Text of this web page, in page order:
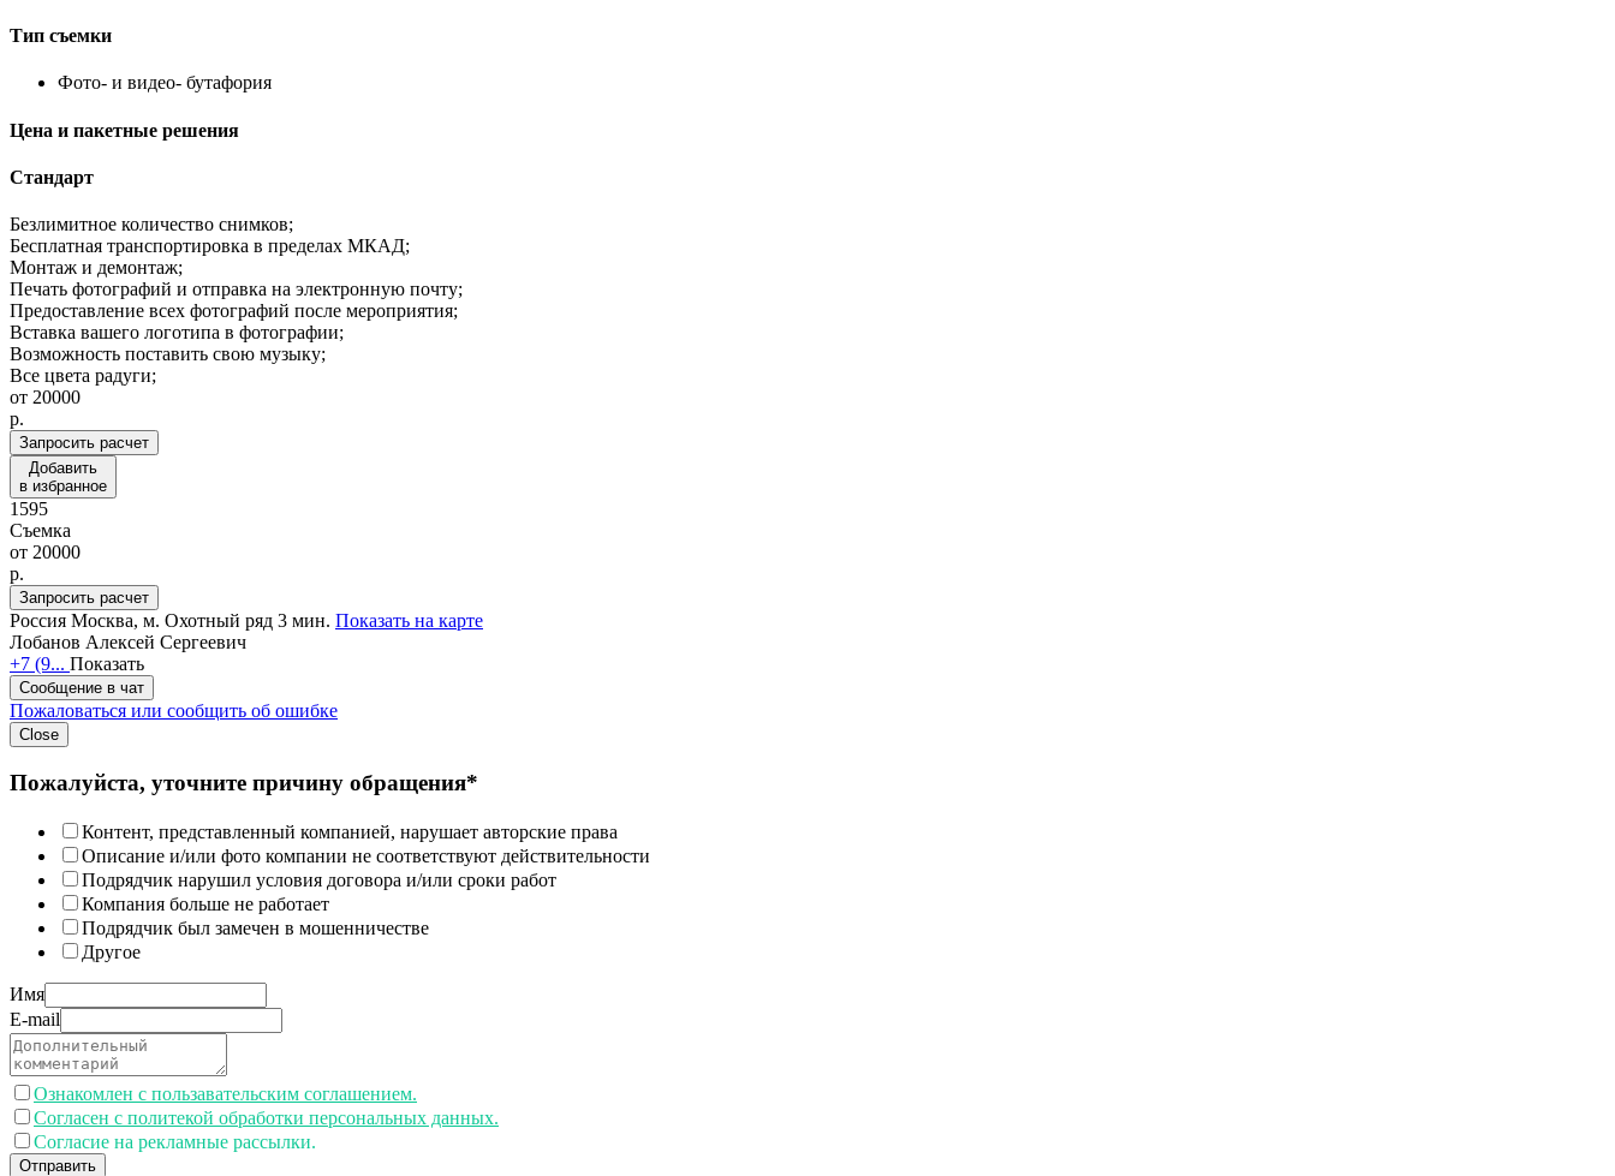
Тип съемки
Фото- и видео- бутафория
Цена и пакетные решения
Стандарт
Безлимитное количество снимков;
Бесплатная транспортировка в пределах МКАД;
Монтаж и демонтаж;
Печать фотографий и отправка на электронную почту;
Предоставление всех фотографий после мероприятия;
Вставка вашего логотипа в фотографии;
Возможность поставить свою музыку;
Все цвета радуги;
от 20000
p.
Запросить расчет
Добавить
в избранное
1595
Съемка
от 20000
p.
Запросить расчет
Россия Москва, м. Охотный ряд 3 мин. Показать на карте
Лобанов Алексей Сергеевич
+7 (9... Показать
Сообщение в чат
Пожаловаться или сообщить об ошибке
Close
Пожалуйста, уточните причину обращения*
Контент, представленный компанией, нарушает авторские права
Описание и/или фото компании не соответствуют действительности
Подрядчик нарушил условия договора и/или сроки работ
Компания больше не работает
Подрядчик был замечен в мошенничестве
Другое
Имя
E-mail
Ознакомлен с пользавательским соглашением.
Согласен с политекой обработки персональных данных.
Согласие на рекламные рассылки.
Отправить